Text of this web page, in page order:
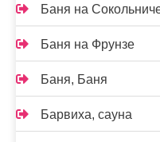
Баня на
Баня на Фрунзе
Баня, Баня
Барвиха, сауна